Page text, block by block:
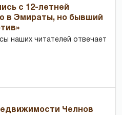
с 12-летней
в Эмираты, но бывший
наших читателей отвечает
Челнов